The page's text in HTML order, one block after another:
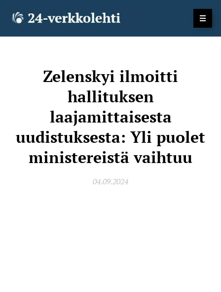
Zelenskyi ilmoitti
hallituksen
laajamittaisesta
uudistuksesta: Yli puolet
ministereistä vaihtuu
04.09.2024